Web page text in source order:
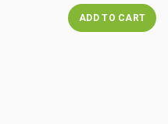
ADD TO CART